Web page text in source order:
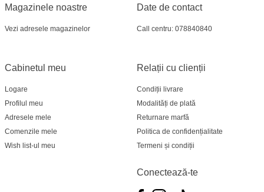
Jucărenia Bălți- EviMall, et2
MultiStore Căușeni- str. Iurii Gagarin 24
Magazinele noastre
Vezi adresele magazinelor
Relații cu clienții
Condiții livrare
Modalități de plată
Returnare marfă
Politica de confidențialitate
Termeni și condiții
Cabinetul meu
Logare
Profilul meu
Adresele mele
Comenzile mele
Wish list-ul meu
Date de contact
Call centru: 078840840
Conectează-te